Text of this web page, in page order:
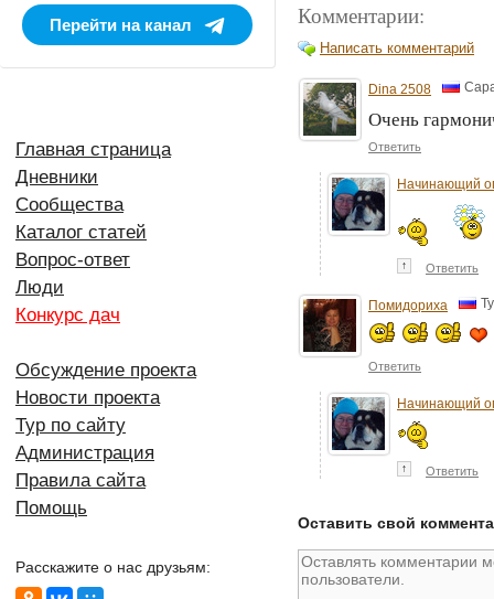
Комментарии:
Написать комментарий
Dina 2508
Очень
Ответить
Начинающий
↑ Ответить
Помидориха
Ответить
Начинающий
↑ Ответить
Оставить свой
Перейти на канал
Главная страница
Дневники
Сообщества
Каталог статей
Вопрос-ответ
Люди
Конкурс дач
Обсуждение проекта
Новости проекта
Тур по сайту
Администрация
Правила сайта
Помощь
Расскажите о нас друзьям: